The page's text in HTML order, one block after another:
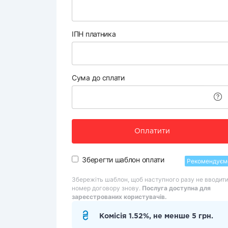
ІПН платника
Сума до сплати
Оплатити
Зберегти шаблон оплати
Збережіть шаблон, щоб наступного разу не вводити
номер договору знову. Послуга доступна для
зареєстрованих користувачів.
Комісія 1.52%, не менше 5 грн.